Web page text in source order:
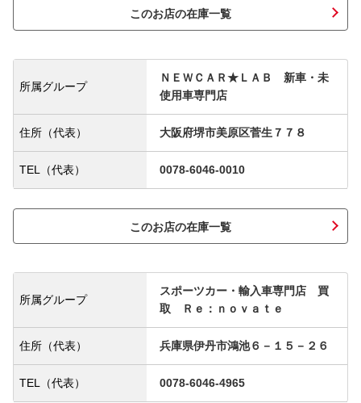
このお店の在庫一覧
所属グループ
ＮＥＷＣＡＲ★ＬＡＢ 新車・未
使用車専門店
住所（代表） 大阪府堺市美原区菅生７７８
TEL（代表） 0078-6046-0010
このお店の在庫一覧
所属グループ
スポーツカー・輸入車専門店 買
取 Ｒｅ：ｎｏｖａｔｅ
住所（代表） 兵庫県伊丹市鴻池６－１５－２６
TEL（代表） 0078-6046-4965